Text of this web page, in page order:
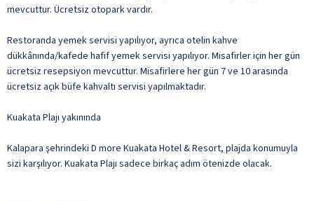
mevcuttur. Ücretsiz otopark vardır.
Restoranda yemek servisi yapılıyor, ayrıca otelin kahve
dükkânında/kafede hafif yemek servisi yapılıyor. Misafirler için her gün
ücretsiz resepsiyon mevcuttur. Misafirlere her gün 7 ve 10 arasında
ücretsiz açık büfe kahvaltı servisi yapılmaktadır.
Kuakata Plajı yakınında
Kalapara şehrindeki D more Kuakata Hotel & Resort, plajda konumuyla
sizi karşılıyor. Kuakata Plajı sadece birkaç adım ötenizde olacak.